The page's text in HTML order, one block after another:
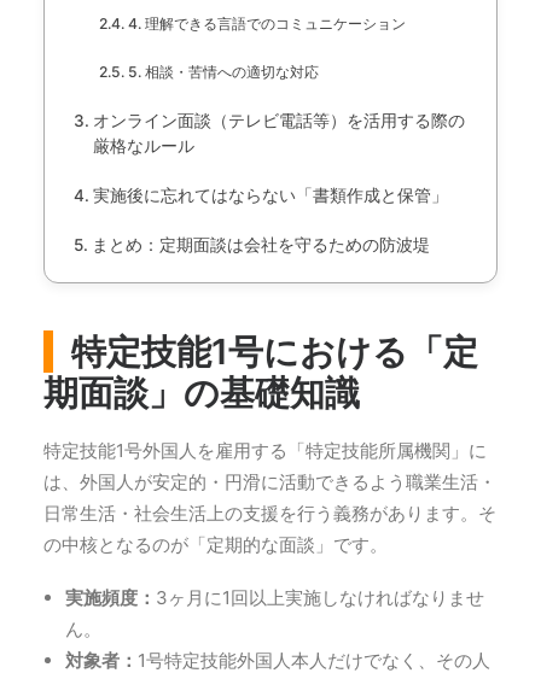
4. 理解できる言語でのコミュニケーション
5. 相談・苦情への適切な対応
オンライン面談（テレビ電話等）を活用する際の
厳格なルール
実施後に忘れてはならない「書類作成と保管」
まとめ：定期面談は会社を守るための防波堤
特定技能1号における「定
期面談」の基礎知識
特定技能1号外国人を雇用する「特定技能所属機関」に
は、外国人が安定的・円滑に活動できるよう職業生活・
日常生活・社会生活上の支援を行う義務があります。そ
の中核となるのが「定期的な面談」です。
実施頻度： 3ヶ月に1回以上実施しなければなりませ
ん。
対象者： 1号特定技能外国人本人だけでなく、その人